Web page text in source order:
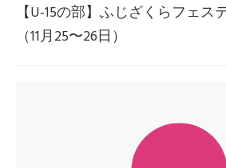
【U-15の部】ふじざくらフェス
（11月25〜26日）